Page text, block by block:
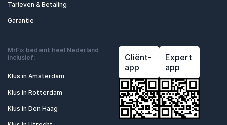
Tarieven & Betaling
Garantie
MrFix bedient heel Nederland
inclusief:
Klus in Amsterdam
Klus in Rotterdam
Klus in Den Haag
Cliënt-
app
Expert
app